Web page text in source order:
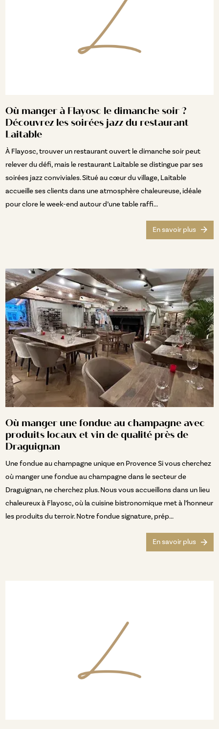
Où manger à Flayosc le dimanche soir ?
Découvrez les soirées jazz du restaurant
Laitable
À Flayosc, trouver un restaurant ouvert le dimanche soir peut
relever du défi, mais le restaurant Laitable se distingue par ses
soirées jazz conviviales. Situé au cœur du village, Laitable
accueille ses clients dans une atmosphère chaleureuse, idéale
pour clore le week-end autour d’une table raffi...
En savoir plus
Où manger une fondue au champagne avec
produits locaux et vin de qualité près de
Draguignan
Une fondue au champagne unique en Provence Si vous cherchez
où manger une fondue au champagne dans le secteur de
Draguignan, ne cherchez plus. Nous vous accueillons dans un lieu
chaleureux à Flayosc, où la cuisine bistronomique met à l’honneur
les produits du terroir. Notre fondue signature, prép...
En savoir plus